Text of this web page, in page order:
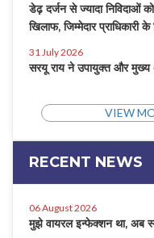
डेढ़ दर्जन से ज्यादा निविदाओं
खिलाफ, जिम्मेदार प्राधिकारी
31 July 2026
सरयू राय ने उपायुक्त और मुख्य
VIEW
RECENT NEWS
06 August 2026
मुझे वायरल इन्फेक्शन था, अब